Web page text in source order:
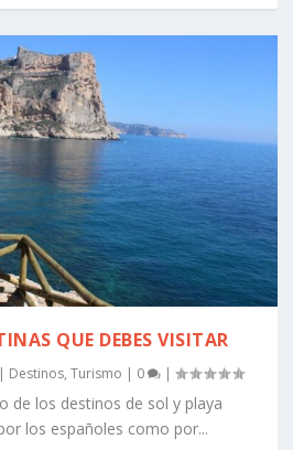
QUE DEBES VISITAR
Destinos,Turismo 0 |
de los destinos de sol y playa
los españoles como por...